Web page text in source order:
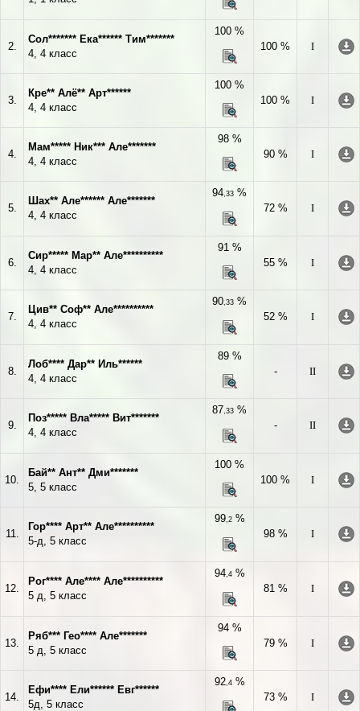
2.
Сол******* Ека****** Тим*******
4, 4 класс
100 %
100 %
I
3.
Кре** Алё** Арт******
4, 4 класс
100 %
100 %
I
4.
Мам***** Ник*** Але*******
4, 4 класс
98 %
90 %
I
5.
Шах** Але****** Але*******
4, 4 класс
94,33 %
72 %
I
6.
Сир***** Мар** Але**********
4, 4 класс
91 %
55 %
I
7.
Цив** Соф** Але**********
4, 4 класс
90,33 %
52 %
I
8.
Лоб**** Дар** Иль******
4, 4 класс
89 %
-
II
9.
Поз***** Вла***** Вит*******
4, 4 класс
87,33 %
-
II
10.
Бай** Ант** Дми*******
5, 5 класс
100 %
100 %
I
11.
Гор**** Арт** Але**********
5-д, 5 класс
99,2%
98 %
I
12.
Рог**** Але**** Але**********
5 д, 5 класс
94,4%
81 %
I
13.
Ряб*** Гео**** Але*******
5 д, 5 класс
94 %
79 %
I
14.
Ефи**** Ели****** Евг******
5д, 5 класс
92,4%
73 %
I